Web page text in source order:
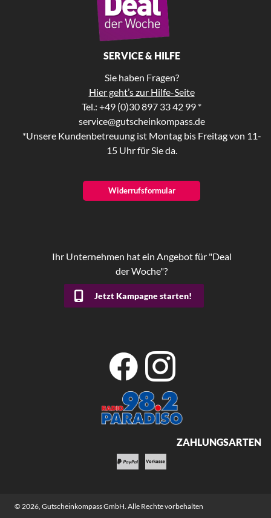
SERVICE & HILFE
Sie haben Fragen?
Hier geht’s zur Hilfe-Seite
Tel.: +49 (0)30 897 33 42 99 *
service@gutscheinkompass.de
*Unsere Kundenbetreuung ist Montag bis Freitag von 11-
15 Uhr für Sie da.
Widerrufsformular
Ihr Unternehmen hat ein Angebot für "Deal
der Woche"?
Jetzt Kampagne starten!
ZAHLUNGSARTEN
© 2026, Gutscheinkompass GmbH . Alle Rechte vorbehalten